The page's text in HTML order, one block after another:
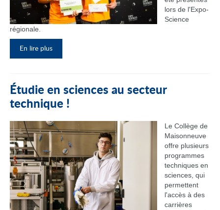
lors de l'Expo-
Science
régionale.
En lire plus
Étudie en sciences au secteur
technique !
Le Collège de
Maisonneuve
offre plusieurs
programmes
techniques en
sciences, qui
permettent
l'accès à des
carrières